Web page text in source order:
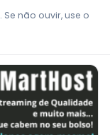
. Se não ouvir, use o